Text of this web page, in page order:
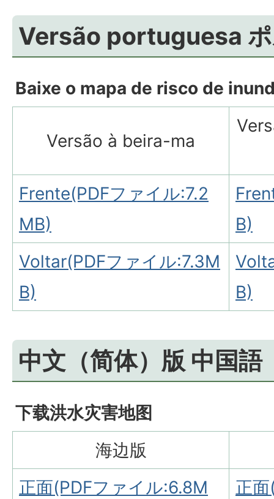
Versão portuguesa
Baixe o mapa de risco de
Versão à beira-ma
Frente(PDFファイル:7.2
MB)
B)
Voltar(PDFファイル:7.3M
B)
B)
中文（简体）版 中国語
下载洪水灾害地图
海边版
正面(PDFファイル:6.8M
正